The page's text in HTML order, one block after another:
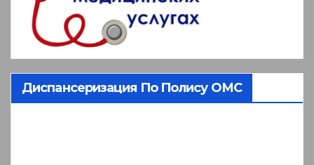
Диспансеризация По Полису ОМС